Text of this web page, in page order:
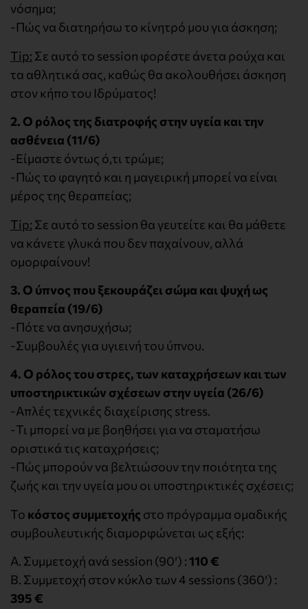
νόσημα;
-Πώς να διατηρήσω το κίνητρό μου για άσκηση;
Tip: Σε αυτό το session φορέστε άνετα ρούχα και
τα αθλητικά σας, καθώς θα ακολουθήσει άσκηση
στον κήπο του Ιδρύματος!
2. Ο ρόλος της διατροφής στην υγεία και την
ασθένεια (11/6)
-Είμαστε όντως ό,τι τρώμε;
-Πώς το φαγητό και η μαγειρική μπορεί να είναι
μέρος της θεραπείας;
Tip: Σε αυτό το session θα γευτείτε και θα μάθετε
να κάνετε γλυκά που δεν παχαίνουν, αλλά
ομορφαίνουν!
3. Ο ύπνος που ξεκουράζει σώμα και ψυχή ως
θεραπεία (19/6)
-Πότε να ανησυχήσω;
-Συμβουλές για υγιεινή του ύπνου.
4. Ο ρόλος του στρες, των καταχρήσεων και των
υποστηρικτικών σχέσεων στην υγεία (26/6)
-Απλές τεχνικές διαχείρισης stress.
-Τι μπορεί να με βοηθήσει για να σταματήσω
οριστικά τις καταχρήσεις;
-Πώς μπορούν να βελτιώσουν την ποιότητα της
ζωής και την υγεία μου οι υποστηρικτικές σχέσεις;
Το κόστος συμμετοχής στο πρόγραμμα ομαδικής
συμβουλευτικής διαμορφώνεται ως εξής:
Α. Συμμετοχή ανά session (90′) : 110 €
Β. Συμμετοχή στον κύκλο των 4 sessions (360′) :
395 €